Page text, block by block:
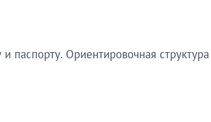
паспорту. Ориентировочная